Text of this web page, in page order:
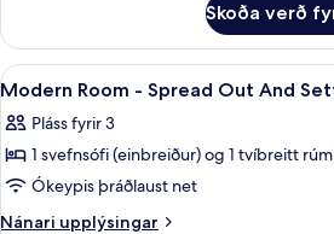
Little
Extra
Space
Comfort
With
A
Extra
Space
Skoða verð
Skoða
allar
myndir
fyrir
Modern
Room
11
Modern Room - Spread Out And
Pláss fyrir 3
1 svefnsófi (einbreiður) og 1 tvíbreitt rúm
Ókeypis þráðlaust net
Nánari upplýsingar
Nánari